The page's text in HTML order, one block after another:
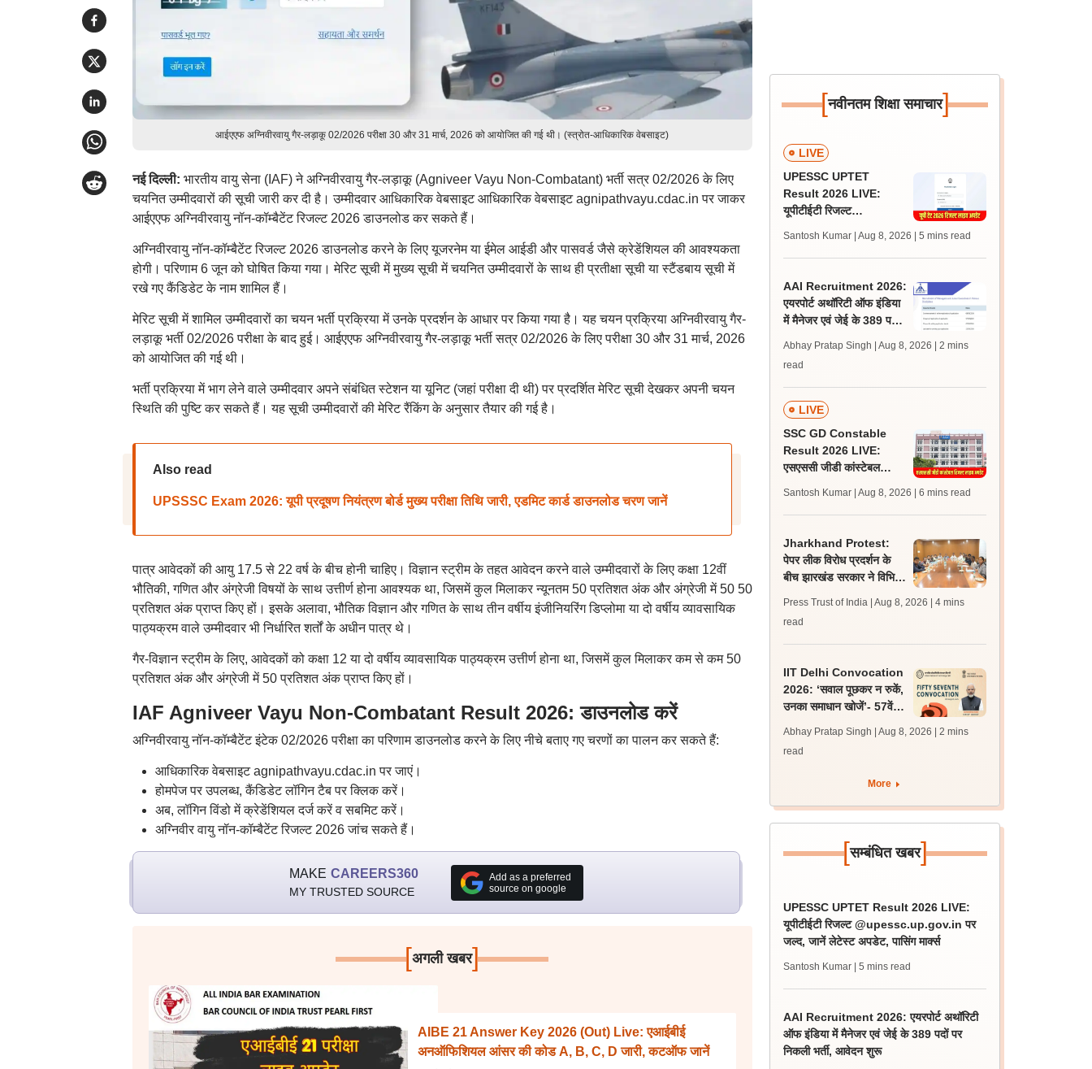
आईएएफ अग्निवीरवायु गैर-लड़ाकू 02/2026 परीक्षा 30 और 31 मार्च, 2026 को आयोजित की गई थी। (स्त्रोत-आधिकारिक वेबसाइट)
नई दिल्ली: भारतीय वायु सेना (IAF) ने अग्निवीरवायु गैर-लड़ाकू (Agniveer Vayu Non-Combatant) भर्ती सत्र 02/2026 के लिए
चयनित उम्मीदवारों की सूची जारी कर दी है। उम्मीदवार आधिकारिक वेबसाइट आधिकारिक वेबसाइट agnipathvayu.cdac.in पर जाकर
आईएएफ अग्निवीरवायु नॉन-कॉम्बैटेंट रिजल्ट 2026 डाउनलोड कर सकते हैं।
अग्निवीरवायु नॉन-कॉम्बैटेंट रिजल्ट 2026 डाउनलोड करने के लिए यूजरनेम या ईमेल आईडी और पासवर्ड जैसे क्रेडेंशियल की आवश्यकता
होगी। परिणाम 6 जून को घोषित किया गया। मेरिट सूची में मुख्य सूची में चयनित उम्मीदवारों के साथ ही प्रतीक्षा सूची या स्टैंडबाय सूची में
रखे गए कैंडिडेट के नाम शामिल हैं।
मेरिट सूची में शामिल उम्मीदवारों का चयन भर्ती प्रक्रिया में उनके प्रदर्शन के आधार पर किया गया है। यह चयन प्रक्रिया अग्निवीरवायु गैर-
लड़ाकू भर्ती 02/2026 परीक्षा के बाद हुई। आईएएफ अग्निवीरवायु गैर-लड़ाकू भर्ती सत्र 02/2026 के लिए परीक्षा 30 और 31 मार्च, 2026
को आयोजित की गई थी।
भर्ती प्रक्रिया में भाग लेने वाले उम्मीदवार अपने संबंधित स्टेशन या यूनिट (जहां परीक्षा दी थी) पर प्रदर्शित मेरिट सूची देखकर अपनी चयन
स्थिति की पुष्टि कर सकते हैं। यह सूची उम्मीदवारों की मेरिट रैंकिंग के अनुसार तैयार की गई है।
Also read
UPSSSC Exam 2026: यूपी प्रदूषण नियंत्रण बोर्ड मुख्य परीक्षा तिथि जारी, एडमिट कार्ड डाउनलोड चरण जानें
पात्र आवेदकों की आयु 17.5 से 22 वर्ष के बीच होनी चाहिए। विज्ञान स्ट्रीम के तहत आवेदन करने वाले उम्मीदवारों के लिए कक्षा 12वीं
भौतिकी, गणित और अंग्रेजी विषयों के साथ उत्तीर्ण होना आवश्यक था, जिसमें कुल मिलाकर न्यूनतम 50 प्रतिशत अंक और अंग्रेजी में 50 50
प्रतिशत अंक प्राप्त किए हों। इसके अलावा, भौतिक विज्ञान और गणित के साथ तीन वर्षीय इंजीनियरिंग डिप्लोमा या दो वर्षीय व्यावसायिक
पाठ्यक्रम वाले उम्मीदवार भी निर्धारित शर्तों के अधीन पात्र थे।
गैर-विज्ञान स्ट्रीम के लिए, आवेदकों को कक्षा 12 या दो वर्षीय व्यावसायिक पाठ्यक्रम उत्तीर्ण होना था, जिसमें कुल मिलाकर कम से कम 50
प्रतिशत अंक और अंग्रेजी में 50 प्रतिशत अंक प्राप्त किए हों।
IAF Agniveer Vayu Non-Combatant Result 2026: डाउनलोड करें
अग्निवीरवायु नॉन-कॉम्बैटेंट इंटेक 02/2026 परीक्षा का परिणाम डाउनलोड करने के लिए नीचे बताए गए चरणों का पालन कर सकते हैं:
आधिकारिक वेबसाइट agnipathvayu.cdac.in पर जाएं।
होमपेज पर उपलब्ध, कैंडिडेट लॉगिन टैब पर क्लिक करें।
अब, लॉगिन विंडो में क्रेडेंशियल दर्ज करें व सबमिट करें।
अग्निवीर वायु नॉन-कॉम्बैटेंट रिजल्ट 2026 जांच सकते हैं।
MAKE CAREERS360
MY TRUSTED SOURCE
Add as a preferred
source on google
[अगली खबर]
AIBE 21 Answer Key 2026 (Out) Live: एआईबीई
अनऑफिशियल आंसर की कोड A, B, C, D जारी, कटऑफ जानें
[नवीनतम शिक्षा समाचार]
LIVE
UPESSC UPTET
Result 2026 LIVE:
यूपीटीईटी रिजल्ट
जल्द, जानें लेटेस्ट अपडेट,
पासिंग मार्क्स
Santosh Kumar | Aug 8, 2026 | 5 mins read
AAI Recruitment 2026:
एयरपोर्ट अथॉरिटी ऑफ इंडिया
में मैनेजर एवं जेई के 389 पदों
Abhay Pratap Singh | Aug 8, 2026
| 2 mins
read
LIVE
SSC GD Constable
Result 2026 LIVE:
एसएससी जीडी कांस्टेबल
लेटेस्ट अपडेट, स्कोरकार्ड लिंक
Santosh Kumar | Aug 8, 2026 | 6 mins read
Jharkhand Protest:
पेपर लीक विरोध प्रदर्शन के
बीच झारखंड सरकार ने विभिन्न
Press Trust of India | Aug 8, 2026
| 4 mins
read
IIT Delhi Convocation
2026: ‘सवाल पूछकर न रुकें,
उनका समाधान खोजें’- 57वें
Abhay Pratap Singh | Aug 8, 2026
| 2 mins
read
More
[सम्बंधित खबर]
UPESSC UPTET Result 2026 LIVE:
यूपीटीईटी रिजल्ट @upessc.up.gov.in पर
जल्द, जानें लेटेस्ट अपडेट, पासिंग मार्क्स
Santosh Kumar | 5 mins read
AAI Recruitment 2026: एयरपोर्ट अथॉरिटी
ऑफ इंडिया में मैनेजर एवं जेई के 389 पदों पर
निकली भर्ती, आवेदन शुरू